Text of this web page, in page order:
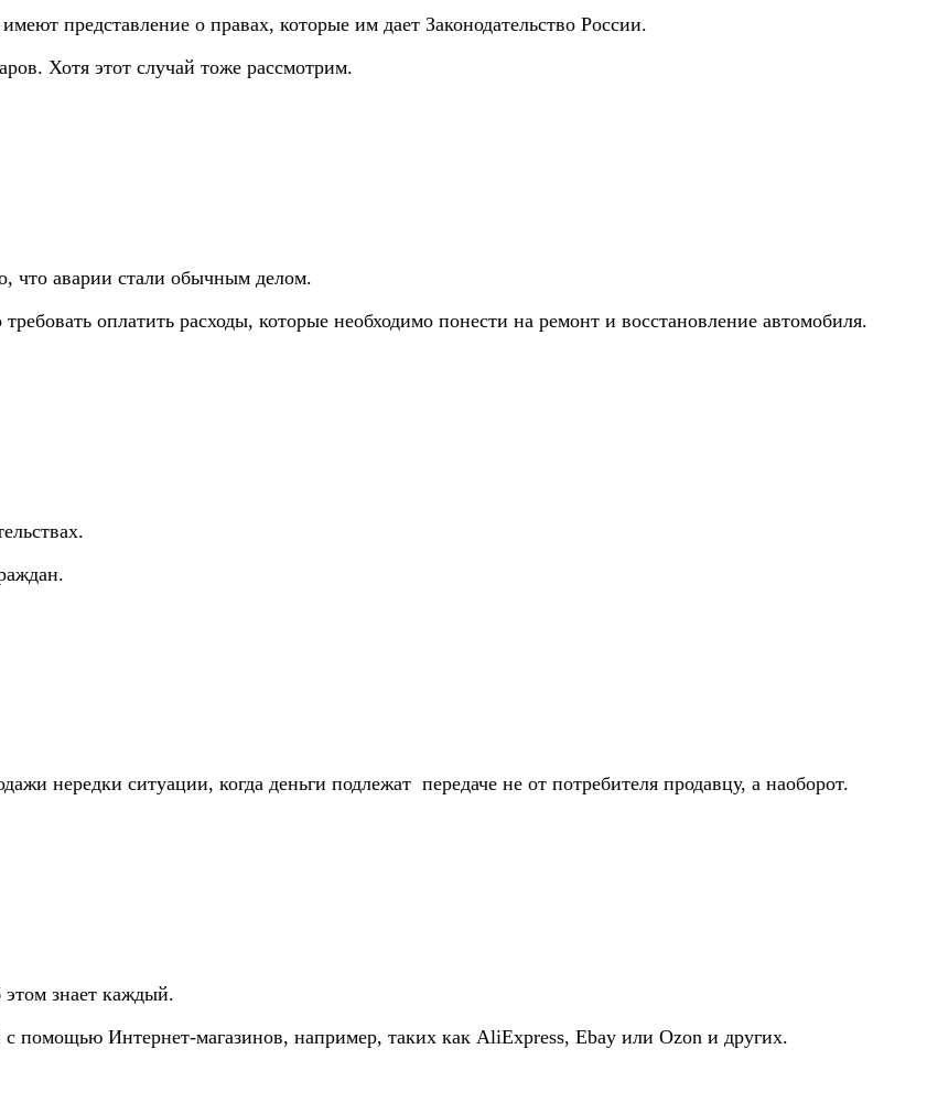
представление о правах, которые им дает Законодательство России.
Хотя этот случай тоже рассмотрим.
что аварии стали обычным делом.
оплатить расходы, которые необходимо понести на ремонт и восстановление автомобиля.
нередки ситуации, когда деньги подлежат передаче не от потребителя продавцу, а наоборот.
этом знает каждый.
помощью Интернет-магазинов, например, таких как AliExpress, Ebay или Ozon и других.